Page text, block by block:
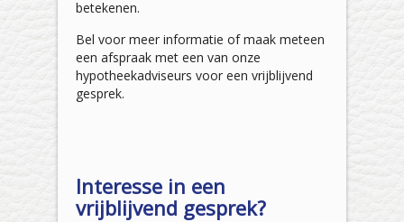
betekenen.
Bel voor meer informatie of maak meteen
een afspraak met een van onze
hypotheekadviseurs voor een vrijblijvend
gesprek.
Interesse in een
vrijblijvend gesprek?